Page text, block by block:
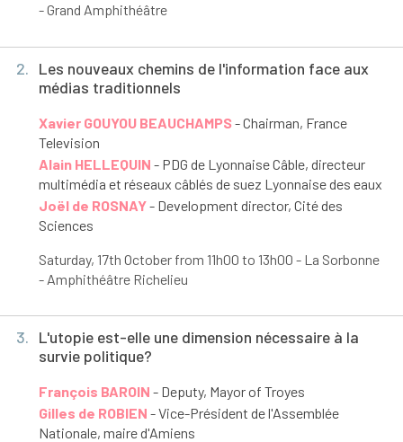
- Grand Amphithéâtre
2. Les nouveaux chemins de l'information face aux
médias traditionnels
Xavier GOUYOU BEAUCHAMPS- Chairman, France
Television
Alain HELLEQUIN - PDG de Lyonnaise Câble, directeur
multimédia et réseaux câblés de suez Lyonnaise des eaux
Joël de ROSNAY- Development director, Cité des
Sciences
Saturday, 17th October from 11h00 to 13h00 - La Sorbonne
- Amphithéâtre Richelieu
3. L'utopie est-elle une dimension nécessaire à la
survie politique?
François BAROIN - Deputy, Mayor of Troyes
Gilles de ROBIEN - Vice-Président de l'Assemblée
Nationale, maire d'Amiens